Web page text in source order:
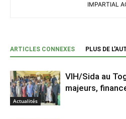
IMPARTIAL
ARTICLES CONNEXES PLUS DE
Actualités
VIH/Sida au
majeurs,